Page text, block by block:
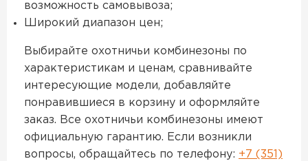
возможность самовывоза;
Широкий диапазон цен;
Выбирайте охотничьи комбинезоны по
характеристикам и ценам, сравнивайте
интересующие модели, добавляйте
понравившиеся в корзину и оформляйте
заказ. Все охотничьи комбинезоны имеют
официальную гарантию. Если возникли
вопросы, обращайтесь по телефону: +7 (351)